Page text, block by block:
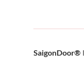
SaigonDoor®